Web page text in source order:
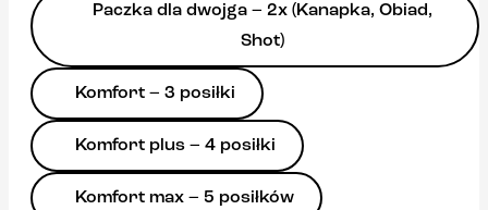
Paczka dla dwojga – 2x (Kanapka, Obiad,
Shot)
Komfort – 3 posiłki
Komfort plus – 4 posiłki
Komfort max – 5 posiłków